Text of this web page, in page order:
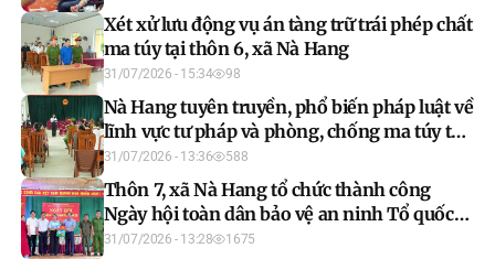
Xét xử lưu động vụ án tàng trữ trái phép chất
ma túy tại thôn 6, xã Nà Hang
31/07/2026 - 15:34 98
Nà Hang tuyên truyền, phổ biến pháp luật về
lĩnh vực tư pháp và phòng, chống ma túy tại
thôn 6
31/07/2026 - 13:36 588
Thôn 7, xã Nà Hang tổ chức thành công
Ngày hội toàn dân bảo vệ an ninh Tổ quốc
năm 2026
31/07/2026 - 13:28 1675